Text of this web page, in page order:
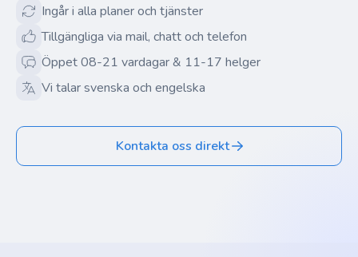
Ingår i alla planer och tjänster
Tillgängliga via mail, chatt och telefon
Öppet 08-21 vardagar & 11-17 helger
Vi talar svenska och engelska
Kontakta oss direkt